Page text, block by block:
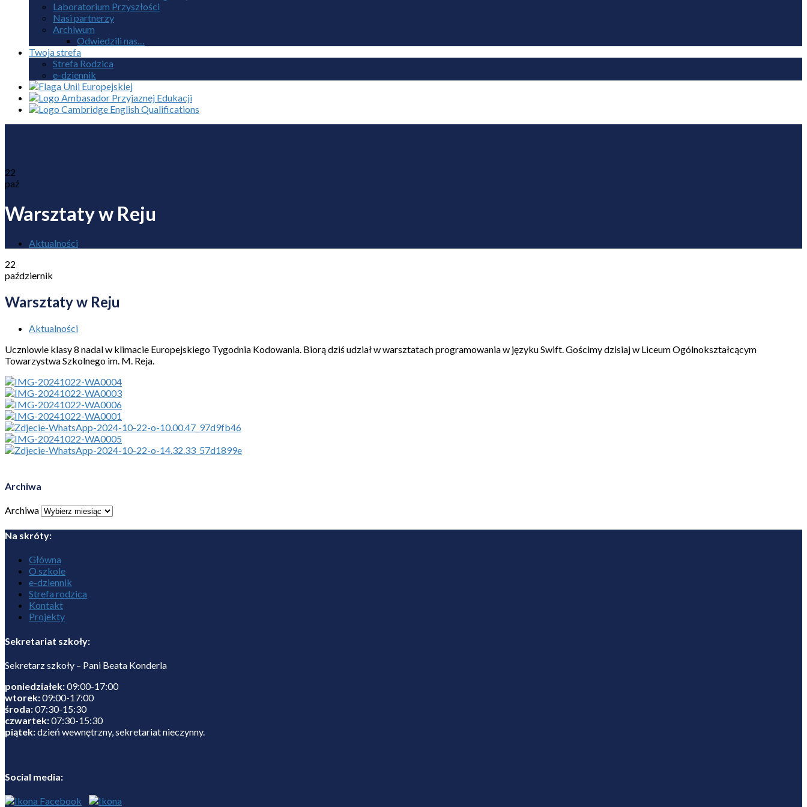
Laboratorium Przyszłości
Nasi partnerzy
Archiwum
Odwiedzili nas…
Twoja strefa
Strefa Rodzica
e-dziennik
22
paź
Warsztaty w Reju
Aktualności
22
październik
Warsztaty w Reju
Aktualności
Uczniowie klasy 8 nadal w klimacie Europejskiego Tygodnia Kodowania. Biorą dziś udział w warsztatach programowania w języku Swift. Gościmy dzisiaj w Liceum Ogólnokształcącym
Towarzystwa Szkolnego im. M. Reja.
Archiwa
Archiwa
Na skróty:
Główna
O szkole
e-dziennik
Strefa rodzica
Kontakt
Projekty
Sekretariat szkoły:
Sekretarz szkoły – Pani Beata Konderla
poniedziałek:09:00-17:00
wtorek:09:00-17:00
środa:07:30-15:30
czwartek:07:30-15:30
piątek:dzień wewnętrzny, sekretariat nieczynny.
Social media: